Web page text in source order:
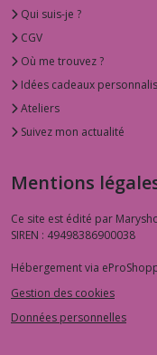
Qui suis-je ?
CGV
Où me trouvez ?
Idées cadeaux
Ateliers
Suivez mon actualité
Mentions
Ce site est édité par
SIREN : 49498386900038
Hébergement via
Gestion des cookies
Données personnelles